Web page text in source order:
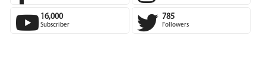
16,000
Subscriber
785
Followers